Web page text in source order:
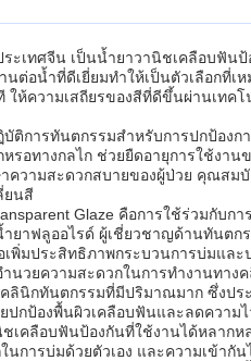
ระเทศจีน เป็นน้ำยาวานิชเคลือบ
อน้ำที่ดีเยี่ยมทำให้เป็นตัวเลือกที่เ
ให้ความเสถียรของสีที่ดีขึ้นผ่านเ
ติการทันตกรรมสำหรับการปกป้อ
รอทางกลไก ช่วยยืดอายุการใช้ง
วามสะดวกสบายของผู้ป่วย คุณสม
ยนสี
Glaze คือการใช้ร่วมกับ
ยาฟลูออไรด์ ผู้เชี่ยวชาญด้านทัน
พิ่มประสิทธิภาพกระบวนการบ่มแล
นวยความสะดวกในการทำงานท
กทันตกรรมที่มีปริมาณมาก ซึ่งปร
ปกป้องพื้นผิวเคลือบฟันและลดควา
ชเคลือบฟันป้องกันที่ใช้งานได้หลา
ารบ่มด้วยตัวเอง และความเข้ากั